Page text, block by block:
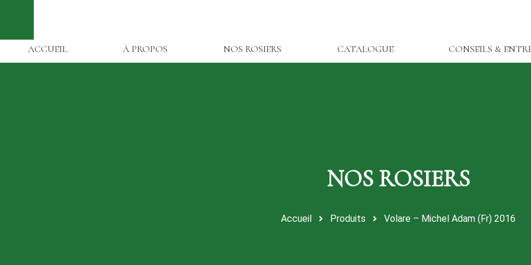
ACCUEIL À PROPOS NOS ROSIERS CATALOGUE CONSEILS &
Accueil Produits Volare – Michel Adam (Fr) 2016